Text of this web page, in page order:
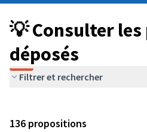
💡 Consulter
déposés
Filtrer et rechercher
136 propositions